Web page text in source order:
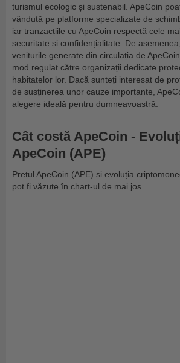
turismul ecologic și sustenabil. ApeCoin
vândută pe platforme specializate de
iar tranzacțiile cu ApeCoin respectă cele
securitate și confidențialitate. De
veniturile generate din circulația de
mod regulat către organizații dedicate
habitatelor lor. Dacă sunteți interesat de
de susținerea unor cauze importante,
alegere ideală pentru dumneavoastră.
Cât costă ApeCoin -
ApeCoin (APE)
Prețul ApeCoin (APE) și evoluția
pot fi văzute în chart-ul de mai jos.